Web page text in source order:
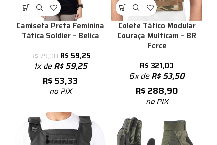
Camiseta Preta Feminina
Tática Soldier – Belica
R$79,00 R$ 59,25
1x deR$59,25
R$53,33
no PIX
Colete Tático Modular
Couraça Multicam – BR
Force
R$ 321,00
6x deR$53,50
R$288,90
no PIX